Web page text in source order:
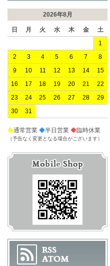
2026年8月
日 月 火 水 木 金
土
1
2
3 4 5 6 7
8
9
10 11 12 13 14
15
16
17 18 19 20 21
22
23
24 25 26 27 28
29
30
31
◆通常営業 ◆半日営業 ◆臨時休業
（予告なく変更となる場合がございます）